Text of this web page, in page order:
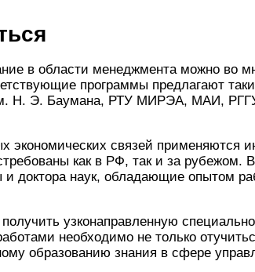
в области менеджмента можно во
программы предлагают
Н. Э. Баумана, РТУ МИРЭА, МАИ,
экономических связей применяются
как в РФ, так и за рубежом.
доктора наук, обладающие опытом
узконаправленную
необходимо не только
образованию знания в сфере